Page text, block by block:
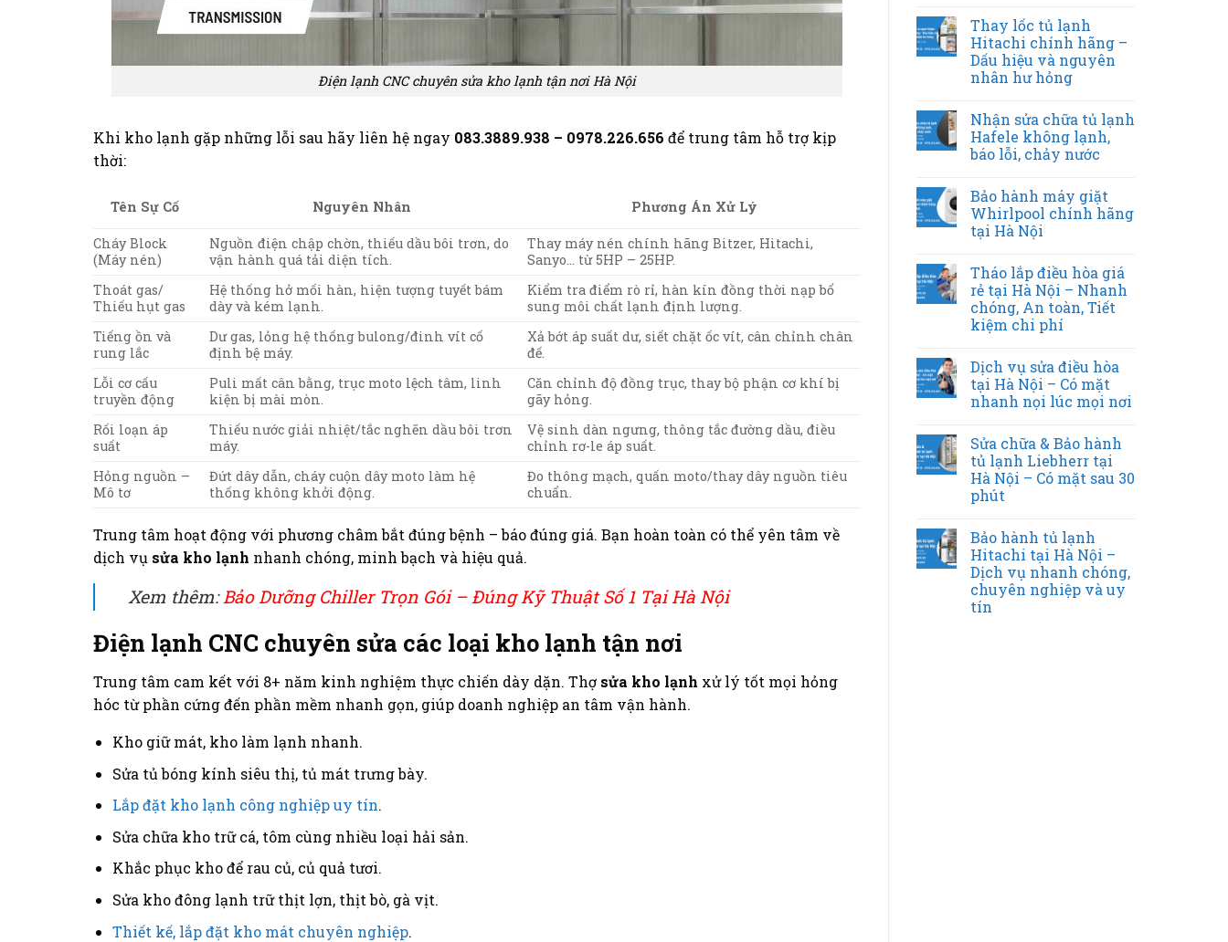
Điện lạnh CNC chuyên sửa kho lạnh tận nơi Hà Nội
Khi kho lạnh gặp những lỗi sau hãy liên hệ ngay 083.3889.938 – 0978.226.656 để trung tâm hỗ trợ kịp
thời:
Tên Sự Cố Nguyên Nhân Phương Án Xử Lý
Cháy Block
(Máy nén)
Nguồn điện chập chờn, thiếu dầu bôi trơn, do
vận hành quá tải diện tích.
Thay máy nén chính hãng Bitzer, Hitachi,
Sanyo… từ 5HP – 25HP.
Thoát gas/
Thiếu hụt gas
Hệ thống hở mối hàn, hiện tượng tuyết bám
dày và kém lạnh.
Kiểm tra điểm rò rỉ, hàn kín đồng thời nạp bổ
sung môi chất lạnh định lượng.
Tiếng ồn và
rung lắc
Dư gas, lỏng hệ thống bulong/đinh vít cố
định bệ máy.
Xả bớt áp suất dư, siết chặt ốc vít, cân chỉnh chân
đế.
Lỗi cơ cấu
truyền động
Puli mất cân bằng, trục moto lệch tâm, linh
kiện bị mài mòn.
Căn chỉnh độ đồng trục, thay bộ phận cơ khí bị
gãy hỏng.
Rối loạn áp
suất
Thiếu nước giải nhiệt/tắc nghẽn dầu bôi trơn
máy.
Vệ sinh dàn ngưng, thông tắc đường dầu, điều
chỉnh rơ-le áp suất.
Hỏng nguồn –
Mô tơ
Đứt dây dẫn, cháy cuộn dây moto làm hệ
thống không khởi động.
Đo thông mạch, quấn moto/thay dây nguồn tiêu
chuẩn.
Trung tâm hoạt động với phương châm bắt đúng bệnh – báo đúng giá. Bạn hoàn toàn có thể yên tâm về
dịch vụ sửa kho lạnh nhanh chóng, minh bạch và hiệu quả.
Xem thêm:Bảo Dưỡng Chiller Trọn Gói – Đúng Kỹ Thuật Số 1 Tại Hà Nội
Điện lạnh CNC chuyên sửa các loại kho lạnh tận nơi
Trung tâm cam kết với 8+ năm kinh nghiệm thực chiến dày dặn. Thợ sửa kho lạnh xử lý tốt mọi hỏng
hóc từ phần cứng đến phần mềm nhanh gọn, giúp doanh nghiệp an tâm vận hành.
Kho giữ mát, kho làm lạnh nhanh.
Sửa tủ bóng kính siêu thị, tủ mát trưng bày.
Lắp đặt kho lạnh công nghiệp uy tín.
Sửa chữa kho trữ cá, tôm cùng nhiều loại hải sản.
Khắc phục kho để rau củ, củ quả tươi.
Sửa kho đông lạnh trữ thịt lợn, thịt bò, gà vịt.
Thiết kế, lắp đặt kho mát chuyên nghiệp.
Thay lốc tủ lạnh
Hitachi chính hãng –
Dấu hiệu và nguyên
nhân hư hỏng
Nhận sửa chữa tủ lạnh
Hafele không lạnh,
báo lỗi, chảy nước
Bảo hành máy giặt
Whirlpool chính hãng
tại Hà Nội
Tháo lắp điều hòa giá
rẻ tại Hà Nội – Nhanh
chóng, An toàn, Tiết
kiệm chi phí
Dịch vụ sửa điều hòa
tại Hà Nội – Có mặt
nhanh nọi lúc mọi nơi
Sửa chữa & Bảo hành
tủ lạnh Liebherr tại
Hà Nội – Có mặt sau 30
phút
Bảo hành tủ lạnh
Hitachi tại Hà Nội –
Dịch vụ nhanh chóng,
chuyên nghiệp và uy
tín